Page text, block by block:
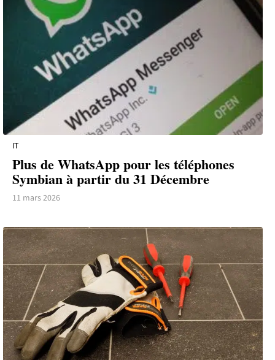
IT
Plus de WhatsApp pour les téléphones
Symbian à partir du 31 Décembre
11 mars 2026